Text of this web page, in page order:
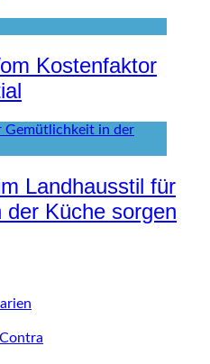
Kostenfaktor
Landhausstil für
Küche sorgen